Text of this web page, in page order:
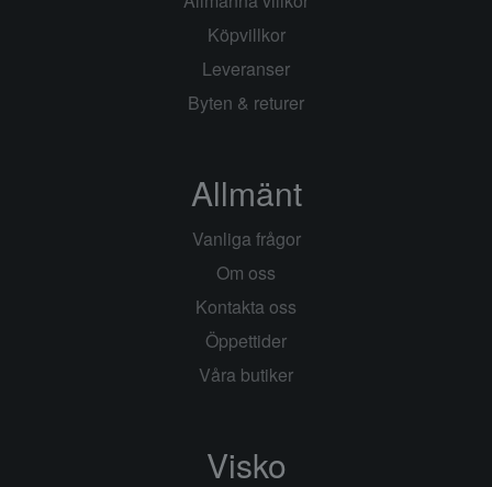
Köpvillkor
Leveranser
Byten & returer
Allmänt
Vanliga frågor
Om oss
Kontakta oss
Öppettider
Våra butiker
Visko